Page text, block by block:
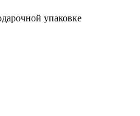
упаковке